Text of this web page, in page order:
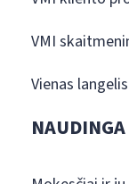
VMI
Vienas
NAUDINGA